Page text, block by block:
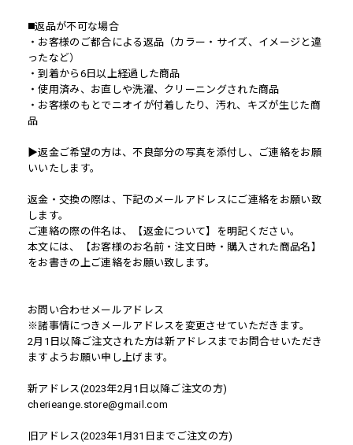
◼️返品が不可な場合
・お客様のご都合による返品（カラー・サイズ、イメージと違
ったなど）
・到着から6日以上経過した商品
・使用済み、お直しや洗濯、クリーニングされた商品
・お客様のもとでニオイが付着したり、汚れ、キズが生じた商
品
▶︎返金ご希望の方は、不良部分の写真を添付し、ご連絡をお願
いいたします。
返金・交換の際は、下記のメールアドレスにご連絡をお願い致
します。
ご連絡の際の件名は、【返金について】を明記ください。
本文には、【お客様のお名前・注文日時・購入された商品名】
をお書きの上ご連絡をお願い致します。
お問い合わせメールアドレス
※諸事情につきメールアドレスを変更させていただきます。
2月1日以降ご注文された方は新アドレスまでお問合せいただき
ますようお願い申し上げます。
新アドレス(2023年2月1日以降ご注文の方)
cherieange.store@gmail.com
旧アドレス(2023年1月31日までご注文の方)